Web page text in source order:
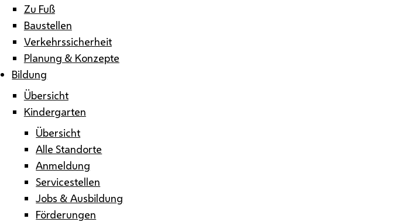
Zu Fuß
Baustellen
Verkehrssicherheit
Planung & Konzepte
Bildung
Übersicht
Kindergarten
Übersicht
Alle Standorte
Anmeldung
Servicestellen
Jobs & Ausbildung
Förderungen